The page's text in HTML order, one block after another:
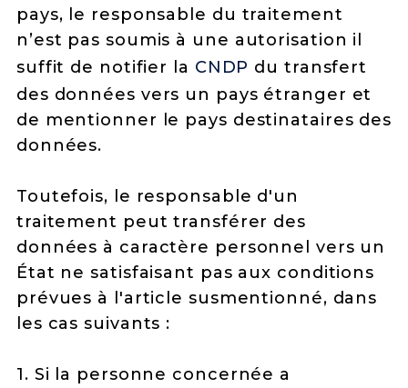
pays, le responsable du traitement
n’est pas soumis à une autorisation il
suffit de notifier la CNDP du transfert
des données vers un pays étranger et
de mentionner le pays destinataires des
données.
Toutefois, le responsable d'un
traitement peut transférer des
données à caractère personnel vers un
État ne satisfaisant pas aux conditions
prévues à l'article susmentionné, dans
les cas suivants :
1. Si la personne concernée a